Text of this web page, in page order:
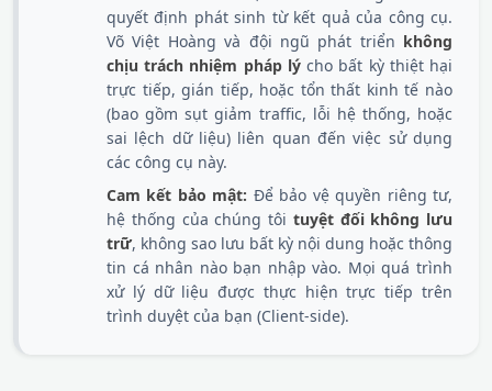
quyết định phát sinh từ kết quả của công cụ.
Võ Việt Hoàng và đội ngũ phát triển không
chịu trách nhiệm pháp lýcho bất kỳ thiệt hại
trực tiếp, gián tiếp, hoặc tổn thất kinh tế nào
(bao gồm sụt giảm traffic, lỗi hệ thống, hoặc
sai lệch dữ liệu) liên quan đến việc sử dụng
các công cụ này.
Cam kết bảo mật: Để bảo vệ quyền riêng tư,
hệ thống của chúng tôi tuyệt đối không lưu
trữ, không sao lưu bất kỳ nội dung hoặc thông
tin cá nhân nào bạn nhập vào. Mọi quá trình
xử lý dữ liệu được thực hiện trực tiếp trên
trình duyệt của bạn (Client-side).